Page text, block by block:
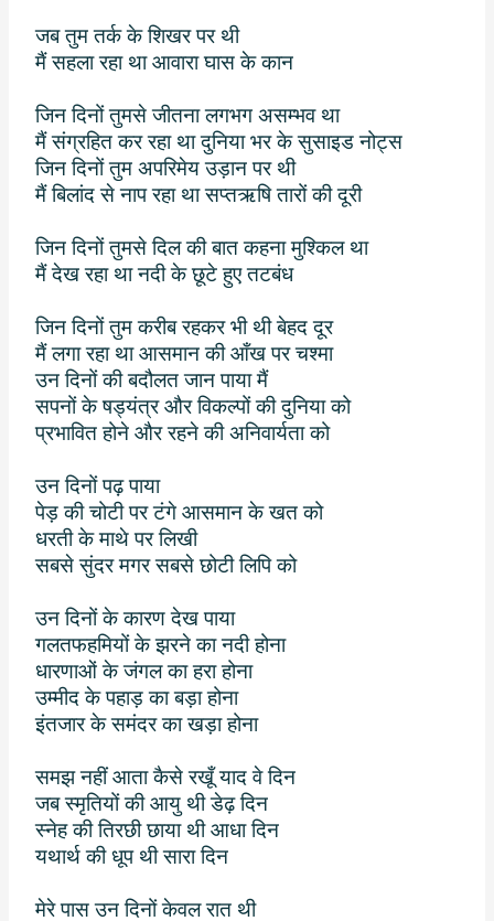
जब तुम तर्क के शिखर पर थी
मैं सहला रहा था आवारा घास के कान
जिन दिनों तुमसे जीतना लगभग असम्भव था
मैं संग्रहित कर रहा था दुनिया भर के सुसाइड नोट्स
जिन दिनों तुम अपरिमेय उड़ान पर थी
मैं बिलांद से नाप रहा था सप्तऋषि तारों की दूरी
जिन दिनों तुमसे दिल की बात कहना मुश्किल था
मैं देख रहा था नदी के छूटे हुए तटबंध
जिन दिनों तुम करीब रहकर भी थी बेहद दूर
मैं लगा रहा था आसमान की आँख पर चश्मा
उन दिनों की बदौलत जान पाया मैं
सपनों के षड्यंत्र और विकल्पों की दुनिया को
प्रभावित होने और रहने की अनिवार्यता को
उन दिनों पढ़ पाया
पेड़ की चोटी पर टंगे आसमान के खत को
धरती के माथे पर लिखी
सबसे सुंदर मगर सबसे छोटी लिपि को
उन दिनों के कारण देख पाया
गलतफहमियों के झरने का नदी होना
धारणाओं के जंगल का हरा होना
उम्मीद के पहाड़ का बड़ा होना
इंतजार के समंदर का खड़ा होना
समझ नहीं आता कैसे रखूँ याद वे दिन
जब स्मृतियों की आयु थी डेढ़ दिन
स्नेह की तिरछी छाया थी आधा दिन
यथार्थ की धूप थी सारा दिन
मेरे पास उन दिनों केवल रात थी